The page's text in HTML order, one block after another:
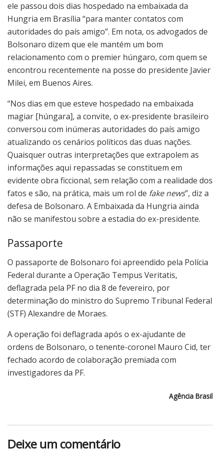
ele passou dois dias hospedado na embaixada da
Hungria em Brasília “para manter contatos com
autoridades do país amigo”. Em nota, os advogados de
Bolsonaro dizem que ele mantém um bom
relacionamento com o premier húngaro, com quem se
encontrou recentemente na posse do presidente Javier
Milei, em Buenos Aires.
“Nos dias em que esteve hospedado na embaixada
magiar [húngara], a convite, o ex-presidente brasileiro
conversou com inúmeras autoridades do país amigo
atualizando os cenários políticos das duas nações.
Quaisquer outras interpretações que extrapolem as
informações aqui repassadas se constituem em
evidente obra ficcional, sem relação com a realidade dos
fatos e são, na prática, mais um rol de fake news”, diz a
defesa de Bolsonaro. A Embaixada da Hungria ainda
não se manifestou sobre a estadia do ex-presidente.
Passaporte
O passaporte de Bolsonaro foi apreendido pela Polícia
Federal durante a Operação Tempus Veritatis,
deflagrada pela PF no dia 8 de fevereiro, por
determinação do ministro do Supremo Tribunal Federal
(STF) Alexandre de Moraes.
A operação foi deflagrada após o ex-ajudante de
ordens de Bolsonaro, o tenente-coronel Mauro Cid, ter
fechado acordo de colaboração premiada com
investigadores da PF.
Agência Brasil
Deixe um comentário